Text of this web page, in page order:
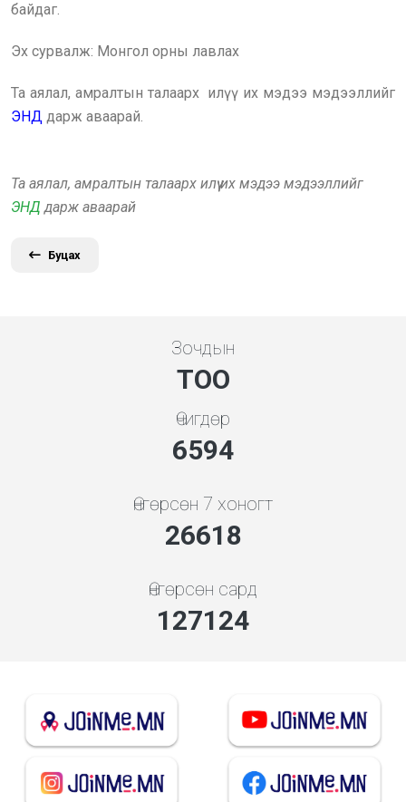
байдаг.
Эх сурвалж: Монгол орны лавлах
Та аялал, амралтын талаарх илүү их мэдээ мэдээллийг
ЭНД дарж аваарай.
Та аялал, амралтын талаарх илүү их мэдээ мэдээллийг
ЭНД дарж аваарай
Буцах
Зочдын
ТОО
Өчигдөр
7608
Өнгөрсөн 7 хоногт
30713
Өнгөрсөн сард
146682